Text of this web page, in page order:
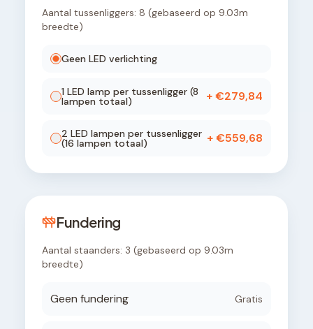
Aantal tussenliggers: 8 (gebaseerd op 9.03m
breedte)
Geen LED verlichting
1 LED lamp per tussenligger (8
lampen totaal) + €279,84
2 LED lampen per tussenligger
(16 lampen totaal) + €559,68
Fundering
Aantal staanders: 3 (gebaseerd op 9.03m
breedte)
Geen fundering Gratis